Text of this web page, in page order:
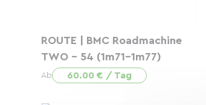
ROUTE | BMC Roadmachine
TWO - 54 (1m71-1m77)
Ab 60.00 € / Tag